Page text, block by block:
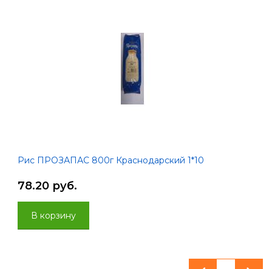
Рис ПРОЗАПАС 800г Краснодарский 1*10
78.20 руб.
В корзину